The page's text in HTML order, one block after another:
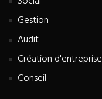
Gestion
Audit
Création d'entreprise
Conseil